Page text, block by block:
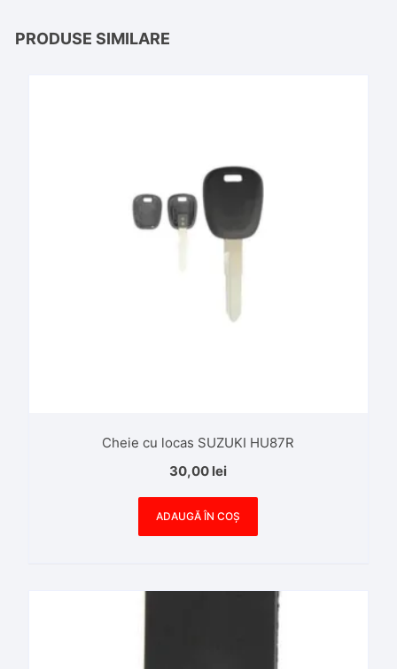
PRODUSE SIMILARE
Cheie cu locas SUZUKI HU87R
30,00 lei
ADAUGĂ ÎN COȘ